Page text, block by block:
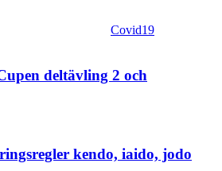
Covid19
deltävling 2 och
kendo, iaido, jodo